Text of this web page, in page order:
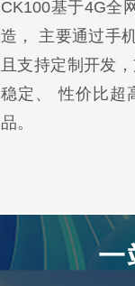
CK100基于4G全
造， 主要通过手
且支持定制开发
稳定、 性价比超
品。
一